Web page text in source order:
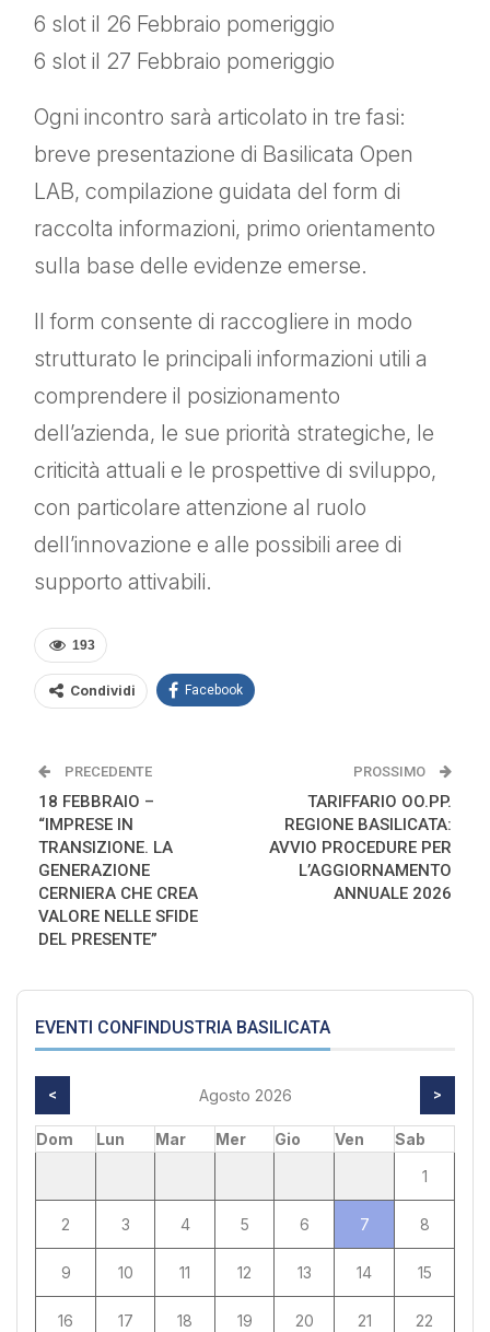
6 slot il 26 Febbraio pomeriggio
6 slot il 27 Febbraio pomeriggio
Ogni incontro sarà articolato in tre fasi:
breve presentazione di Basilicata Open
LAB, compilazione guidata del form di
raccolta informazioni, primo orientamento
sulla base delle evidenze emerse.
Il form consente di raccogliere in modo
strutturato le principali informazioni utili a
comprendere il posizionamento
dell’azienda, le sue priorità strategiche, le
criticità attuali e le prospettive di sviluppo,
con particolare attenzione al ruolo
dell’innovazione e alle possibili aree di
supporto attivabili.
193
Condividi Facebook
PRECEDENTE
18 FEBBRAIO –
“IMPRESE IN
TRANSIZIONE. LA
GENERAZIONE
CERNIERA CHE CREA
VALORE NELLE SFIDE
DEL PRESENTE”
PROSSIMO
TARIFFARIO OO.PP.
REGIONE BASILICATA:
AVVIO PROCEDURE PER
L’AGGIORNAMENTO
ANNUALE 2026
EVENTI CONFINDUSTRIA BASILICATA
< Agosto 2026 >
Dom Lun Mar Mer Gio Ven
Sab
1
2 3 4 5 6 7 8
9 10 11 12 13 14 15
16 17 18 19 20 21 22